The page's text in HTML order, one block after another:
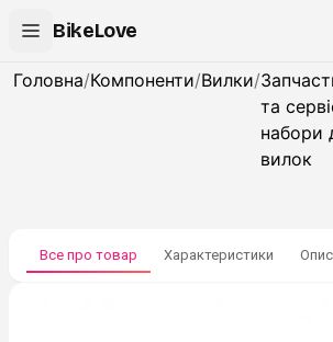
BikeLove
Головна/Компоненти/Вилки/
та
набори
вилок
Все про товар Характеристики Опис